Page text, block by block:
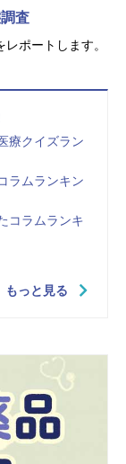
査
ポートします。
療クイズラン
ラムランキン
コラムランキ
もっと見る